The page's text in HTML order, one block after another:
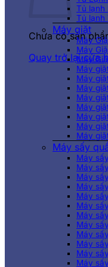
Chưa có sản
Quay trở lại cửa
Tủ lạnh
Tủ lạnh
Máy giặt
Máy
Máy
Máy
Máy
Máy
Máy
Máy
Máy
Máy
Máy
Máy
Máy sấy
Máy
Máy
Máy
Máy
Máy
Máy
Máy
Máy
Máy
Máy
Máy
Máy